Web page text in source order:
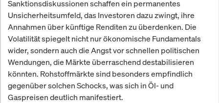
Sanktionsdiskussionen schaffen ein permanentes
Unsicherheitsumfeld, das Investoren dazu zwingt, ihre
Annahmen über künftige Renditen zu überdenken. Die
Volatilität spiegelt nicht nur ökonomische Fundamentals
wider, sondern auch die Angst vor schnellen politischen
Wendungen, die Märkte überraschend destabilisieren
könnten. Rohstoffmärkte sind besonders empfindlich
gegenüber solchen Schocks, was sich in Öl- und
Gaspreisen deutlich manifestiert.